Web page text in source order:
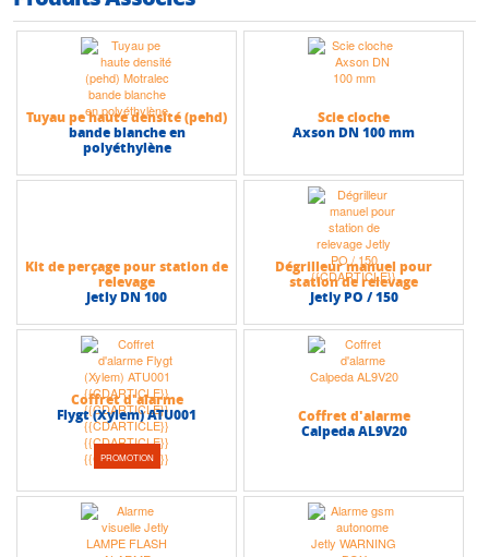
Tuyau pe haute densité (pehd)
bande blanche en
polyéthylène
Scie cloche
Axson DN 100 mm
Kit de perçage pour station de
relevage
Jetly DN 100
Dégrilleur manuel pour
station de relevage
Jetly PO / 150
PROMOTION
Coffret d'alarme
Flygt (Xylem) ATU001
Coffret d'alarme
Calpeda AL9V20